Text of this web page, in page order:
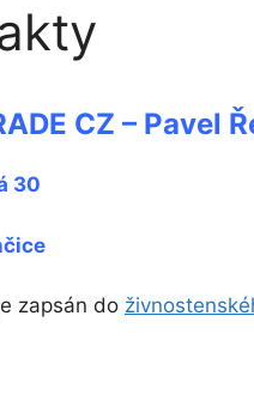
CZ – Pavel
30
zapsán do